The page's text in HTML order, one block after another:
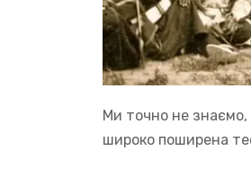
Ми точно не
широко поширена